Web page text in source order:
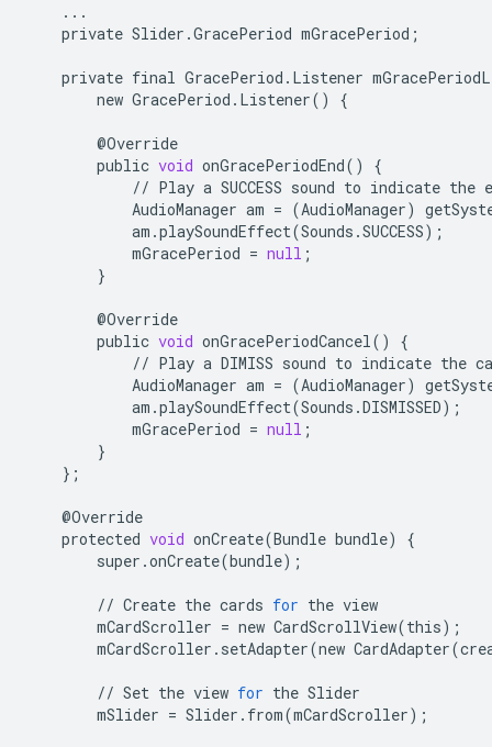
...
private Slider .GracePeriod mGracePeriod ;
private final GracePeriod . Listener
new GracePeriod . Listener() {
@Override
public void onGracePeriodEnd()
{
// Play a SUCCESS sound to indicate the
AudioManager am = (AudioManager)
am .playSoundEffect(Sounds .SUCCESS);
mGracePeriod = null ;
}
@Override
public void onGracePeriodCancel()
{
// Play a DIMISS sound to indicate the
AudioManager am = (AudioManager)
am .playSoundEffect(Sounds .DISMISSED);
mGracePeriod = null ;
}
};
@Override
protected void onCreate(Bundle bundle)
{
super .onCreate(bundle);
// Create the cards for the view
mCardScroller = new CardScrollView(this);
mCardScroller . setAdapter(new CardAdapter(
// Set the view for the Slider
mSlider = Slider . from(mCardScroller);